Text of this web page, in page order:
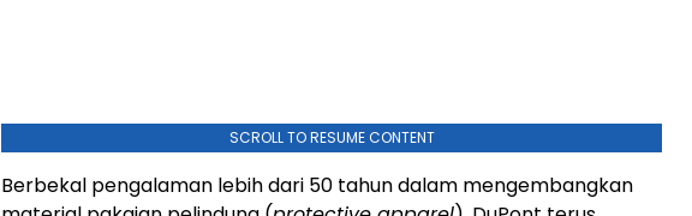
SCROLL TO RESUME CONTENT
Berbekal pengalaman lebih dari 50 tahun dalam mengembangkan